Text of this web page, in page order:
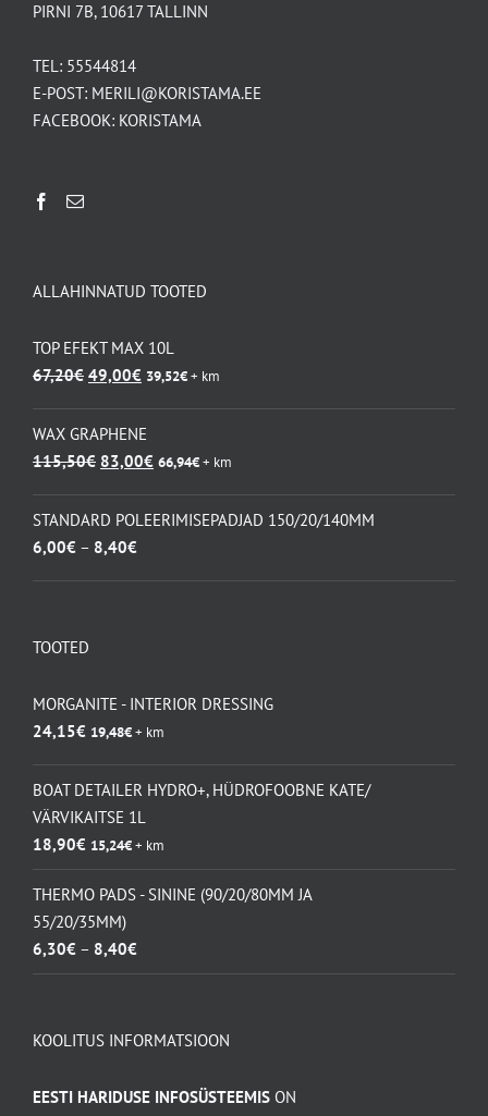
PIRNI 7B, 10617 TALLINN
TEL: 55544814
E-POST: MERILI@KORISTAMA.EE
FACEBOOK: KORISTAMA
ALLAHINNATUD TOOTED
TOP EFEKT MAX 10L
67,20€ Algne
oli:
67,20€.
49,00€Praegune
on:
49,00€.
39,52€+ km
WAX GRAPHENE
115,50€ Algne
oli:
115,50€.
83,00€Praegune
on:
66,94€+ km
STANDARD POLEERIMISEPADJAD 150/20/140MM
6,00€ – 8,40€Hinnavahemik:
TOOTED
MORGANITE - INTERIOR DRESSING
24,15€ 19,48€+ km
BOAT DETAILER HYDRO+, HÜDROFOOBNE KATE/
VÄRVIKAITSE 1L
18,90€ 15,24€+ km
THERMO PADS - SININE (90/20/80MM JA
55/20/35MM)
6,30€ – 8,40€Hinnavahemik:
6,30€
8,40€
KOOLITUS INFORMATSIOON
EESTI HARIDUSE INFOSÜSTEEMIS ON